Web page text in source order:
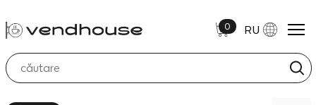
0 RU
Container Solubile